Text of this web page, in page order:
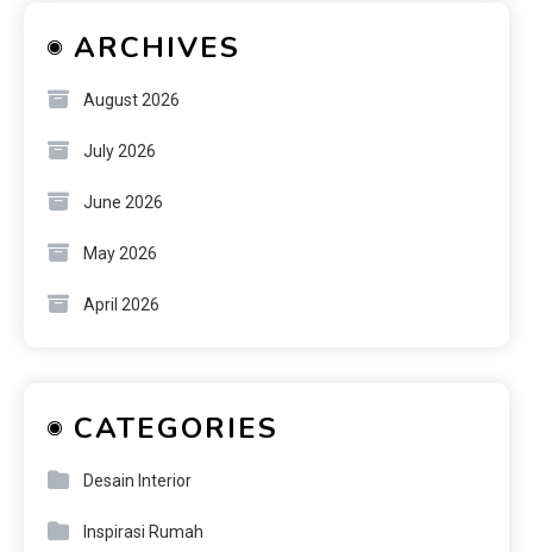
ARCHIVES
August 2026
July 2026
June 2026
May 2026
April 2026
CATEGORIES
Desain Interior
Inspirasi Rumah